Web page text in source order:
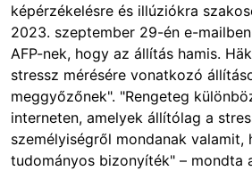
képérzékelésre és illúziókra
2023. szeptember 29-én e-
AFP-nek, hogy az állítás hamis.
stressz mérésére vonatkozó
meggyőzőnek". "Rengeteg
interneten, amelyek állítólag a
személyiségről mondanak valamit,
tudományos bizonyíték" – mondta